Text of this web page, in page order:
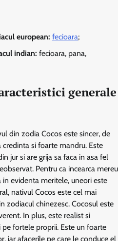
european: fecioara;
indian: fecioara, pana,
generale
din zodia Cocos este sincer, de
credinta si foarte mandru. Este
jur si are grija sa faca in asa fel
Pentru ca incearca mereu
in evidenta meritele, uneori este
nativul Cocos este cel mai
zodiacul chinezesc. Cocosul este
In plus, este realist si
fortele proprii. Este un foarte
iar afacerile pe care le conduce el